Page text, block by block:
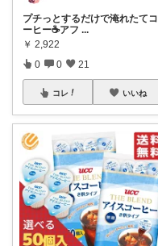
プチっとするだけで淹れたてコ
ーヒー☕️アフ ...
￥ 2,922
0 0 21
コレ いいね